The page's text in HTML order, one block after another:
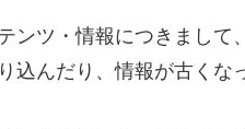
ンツ・情報につきまし
込んだり、情報が古くな